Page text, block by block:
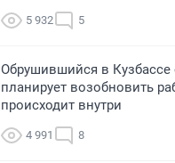
5 932 5
Обрушившийся в Кузбассе
планирует возобновить
происходит внутри
4 991 8